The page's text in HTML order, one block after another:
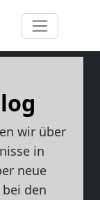
wir über
in
neue
den